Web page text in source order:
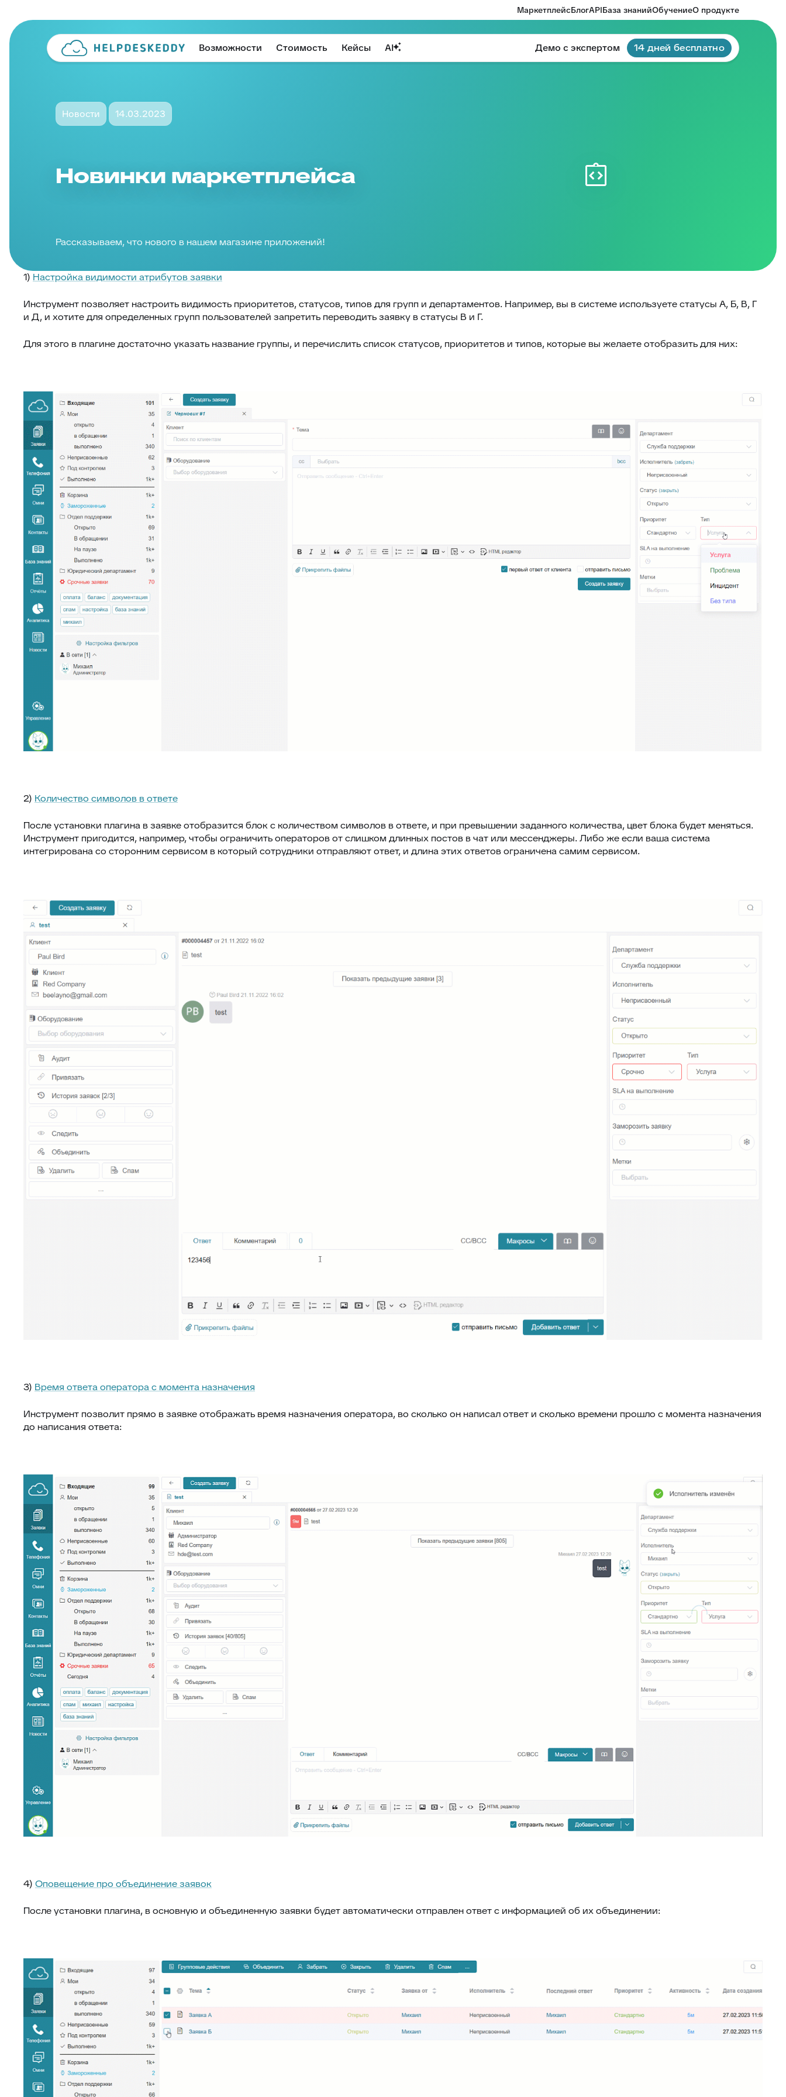
МаркетплейсБлогAPIБаза знанийОбучениеО продукте
Возможности Стоимость Кейсы AI Демо с экспертом 14 дней бесплатно
Новости 14.03.2023
Новинки маркетплейса
Рассказываем, что нового в нашем магазине приложений!
1) Настройка видимости атрибутов заявки
Инструмент позволяет настроить видимость приоритетов, статусов, типов для групп и департаментов. Например, вы в системе используете статусы А, Б, В, Г
и Д, и хотите для определенных групп пользователей запретить переводить заявку в статусы В и Г.
Для этого в плагине достаточно указать название группы, и перечислить список статусов, приоритетов и типов, которые вы желаете отобразить для них:
2) Количество символов в ответе
После установки плагина в заявке отобразится блок с количеством символов в ответе, и при превышении заданного количества, цвет блока будет меняться.
Инструмент пригодится, например, чтобы ограничить операторов от слишком длинных постов в чат или мессенджеры. Либо же если ваша система
интегрирована со сторонним сервисом в который сотрудники отправляют ответ, и длина этих ответов ограничена самим сервисом.
3) Время ответа оператора с момента назначения
Инструмент позволит прямо в заявке отображать время назначения оператора, во сколько он написал ответ и сколько времени прошло с момента назначения
до написания ответа:
4) Оповещение про объединение заявок
После установки плагина, в основную и объединенную заявки будет автоматически отправлен ответ с информацией об их объединении: